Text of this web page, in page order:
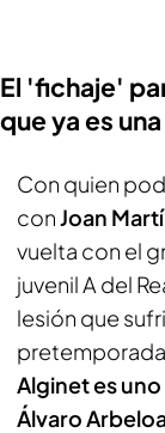
El 'fichaje'
que ya es
Con quien
conJoan
vuelta con el
juvenil A del
lesión que
Alginet es uno
Álvaro